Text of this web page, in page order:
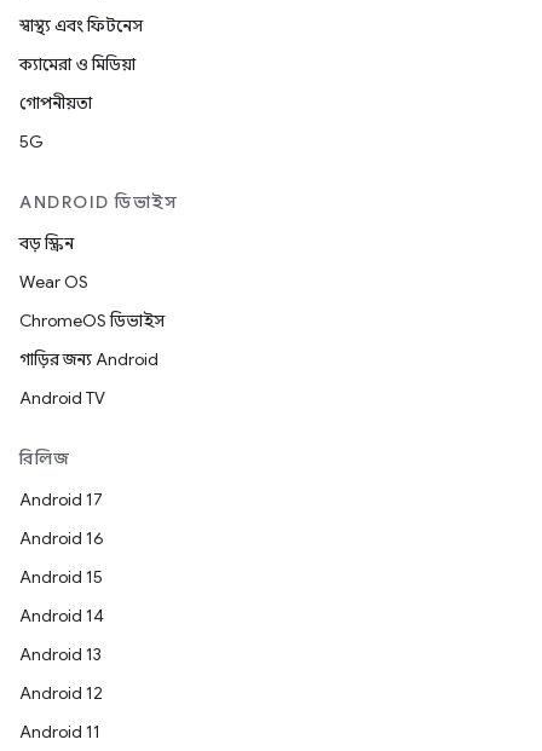
স্বাস্থ্য এবং ফিটনেস
ক্যামেরা ও মিডিয়া
গোপনীয়তা
5G
ANDROID ডিভাইস
বড় স্ক্রিন
Wear OS
ChromeOS ডিভাইস
গাড়ির জন্য Android
Android TV
রিলিজ
Android 17
Android 16
Android 15
Android 14
Android 13
Android 12
Android 11